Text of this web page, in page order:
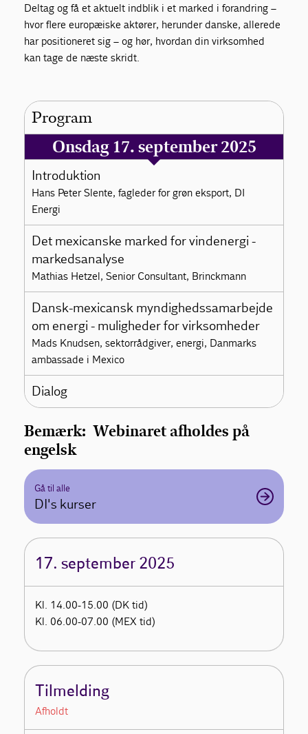
Deltag og få et aktuelt indblik i et marked i forandring –
hvor flere europæiske aktører, herunder danske, allerede
har positioneret sig – og hør, hvordan din virksomhed
kan tage de næste skridt.
Program
Onsdag 17. september 2025
Introduktion
Hans Peter Slente, fagleder for grøn eksport, DI
Energi
Det mexicanske marked for vindenergi -
markedsanalyse
Mathias Hetzel, Senior Consultant, Brinckmann
Dansk-mexicansk myndighedssamarbejde
om energi - muligheder for virksomheder
Mads Knudsen, sektorrådgiver, energi, Danmarks
ambassade i Mexico
Dialog
Bemærk: Webinaret afholdes på
engelsk
Gå til alle
DI's kurser
17. september 2025
Kl. 14.00-15.00 (DK tid)
Kl. 06.00-07.00 (MEX tid)
Tilmelding
Afholdt